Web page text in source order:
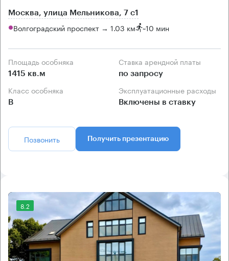
Москва, улица Мельникова, 7 с1
Волгоградский проспект → 1.03 км ~10 мин
Площадь особняка
1415 кв.м
Ставка арендной платы
по запросу
Класс особняка
B
Эксплуатационные расходы
Включены в ставку
Позвонить Получить презентацию
8.2